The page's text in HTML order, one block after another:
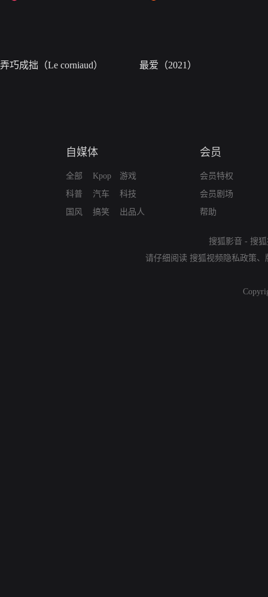
弄巧成拙（Le corniaud） 最爱（2021）
自媒体
全部
科普
国风
Kpop
汽车
搞笑
游戏
科技
出品人
会员
会员特权
会员剧场
帮助
搜狐影音 - 搜
请仔细阅读 搜狐视频隐私政策、